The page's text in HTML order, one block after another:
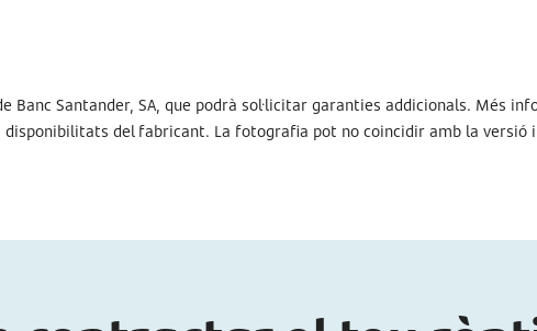
Santander, SA, que podrà sol·licitar garanties addicionals. Més
del fabricant. La fotografia pot no coincidir amb la versió